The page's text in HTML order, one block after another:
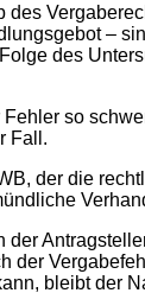
–
des
so
Fall.
der die
bleibt der